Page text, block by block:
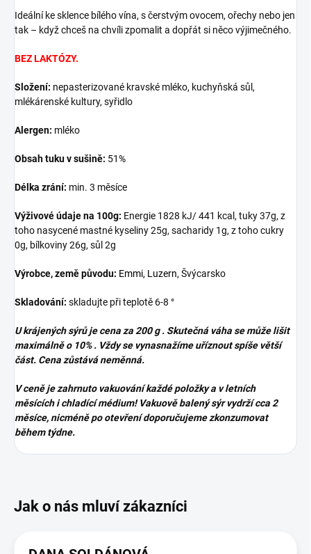
Ideální ke sklence bílého vína, s čerstvým ovocem, ořechy nebo jen
tak – když chceš na chvíli zpomalit a dopřát si něco výjimečného.
BEZ LAKTÓZY.
Složení: nepasterizované kravské mléko, kuchyňská sůl,
mlékárenské kultury, syřidlo
Alergen: mléko
Obsah tuku v sušině: 51%
Délka zrání: min. 3 měsíce
Výživové údaje na 100g: Energie 1828 kJ/ 441 kcal, tuky 37g, z
toho nasycené mastné kyseliny 25g, sacharidy 1g, z toho cukry
0g, bílkoviny 26g, sůl 2g
Výrobce, země původu: Emmi, Luzern, Švýcarsko
Skladování: skladujte při teplotě 6-8 °
U krájených sýrů je cena za 200 g . Skutečná váha se může lišit
maximálně o 10% . Vždy se vynasnažíme uříznout spíše větší
část. Cena zůstává neměnná.
V ceně je zahrnuto vakuování každé položky a v letních
měsících i chladící médium! Vakuově balený sýr vydrží cca 2
měsíce, nicméně po otevřenídoporučujeme zkonzumovat
během týdne.